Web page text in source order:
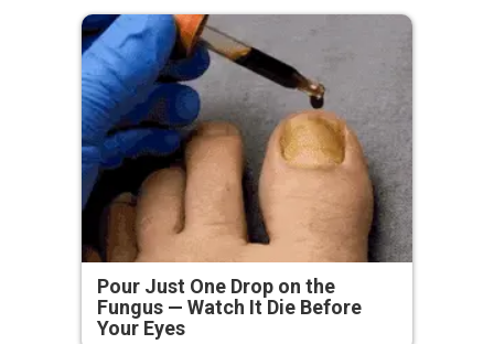
Pour Just One Drop on the
Fungus — Watch It Die Before
Your Eyes